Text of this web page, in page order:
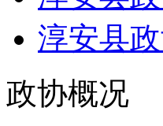
淳安县
政协概况